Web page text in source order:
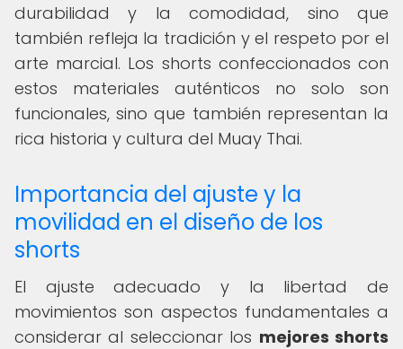
durabilidad y la comodidad, sino que
también refleja la tradición y el respeto por el
arte marcial. Los shorts confeccionados con
estos materiales auténticos no solo son
funcionales, sino que también representan la
rica historia y cultura del Muay Thai.
Importancia del ajuste y la
movilidad en el diseño de los
shorts
El ajuste adecuado y la libertad de
movimientos son aspectos fundamentales a
considerar al seleccionar los mejores shorts